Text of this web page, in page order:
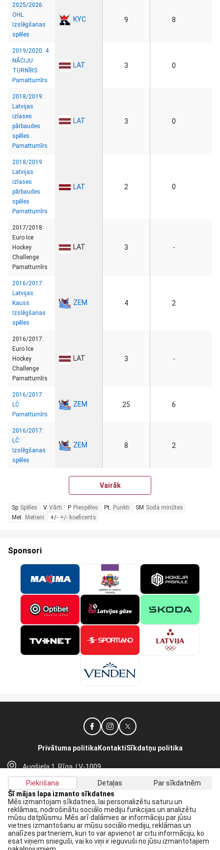
2025/2026:
OHL
Izslēgšanas
spēles
KYC 9 8
2019/2020: 4
NĀCIJU
TURNĪRS
Pamatturnīrs
LAT 3 0
2018/2019:
Latvijas
izlases
pārbaudes
spēles
Pamatturnīrs
LAT 3 0
2018/2019:
Latvijas
izlases
pārbaudes
spēles
Pamatturnīrs
LAT 2 0
2017/2018:
Euro Ice
Hockey
Challenge
Pamatturnīrs
LAT 3 -
2016/2017:
Latvijas
Kauss
Izslēgšanas
spēles
ZEM 4 2
2016/2017:
Euro Ice
Hockey
Challenge
Pamatturnīrs
LAT 3 -
2016/2017:
LČ
Pamatturnīrs
ZEM 25 6
2016/2017:
LČ
Izslēgšanas
spēles
ZEM 8 2
Vairāk
Sp Spēles V Vārti P Piespēles Pt. Punkti SM Soda minūtes
Met. Metieni +/- +/- koeficents
Sponsori
Augšiela 1, Rīga, LV-1009
lhf@lhf.lv
+371 67565614
Privātuma politika KontaktiSīkdatņu politika
Saņem jaunākās ziņas savā E-pastā:
Pieteikties
Piekrītu savaidatu apstrādei
Piekrišana Detaļas
Par sīkdatnēm
Šī mājas lapa izmanto sīkdatnes
Mēs izmantojam sīkdatnes, lai personalizētu saturu un
reklāmas, nodrošinātu sociālo mediju funkcijas un analizētu
mūsu datplūsmu. Mēs arī dalāmies ar informāciju par jūsu
vietnes izmantošanu ar mūsu sociālo mediju, reklāmas un
analīzes partneriem, kuri to var apvienot ar citu informāciju, ko
esat viņiem snieguši, vai ko viņi ir ieguvuši no jūsu izmantotajiem